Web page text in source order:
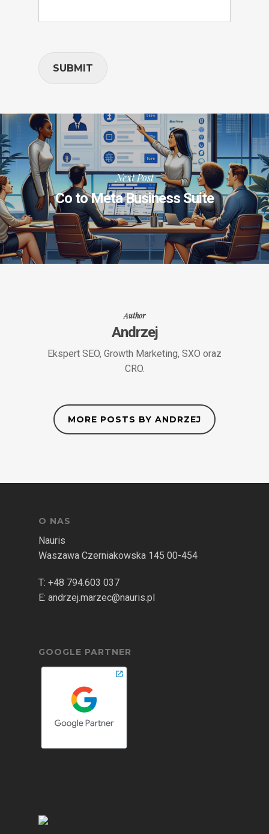
SUBMIT
Next Post
Co to Meta Business Suite
Author
Andrzej
Ekspert SEO, Growth Marketing, SXO oraz
CRO.
MORE POSTS BY ANDRZEJ
O NAS
Nauris
Waszawa Czerniakowska 145 00-454
T: +48 794.603 037
E: andrzej.marzec@nauris.pl
GOOGLE PARTNER